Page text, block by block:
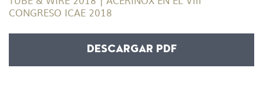
CONGRESO ICAE 2018
DESCARGAR PDF